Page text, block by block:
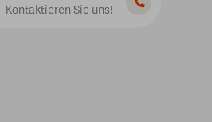
Kontaktieren Sie uns!